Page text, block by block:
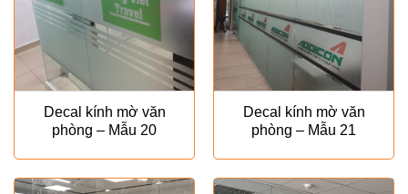
Decal kính mờ văn
phòng – Mẫu 20
Decal kính mờ văn
phòng – Mẫu 21